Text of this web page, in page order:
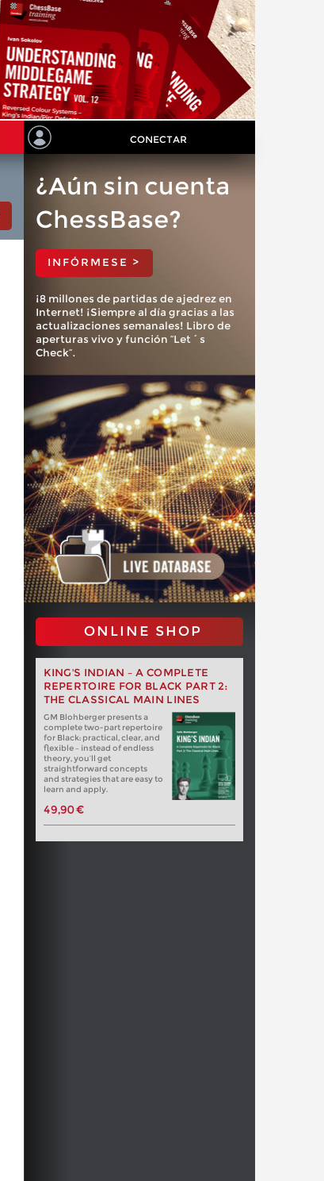
CONECTAR
¿Aún sin cuenta
ChessBase?
INFÓRMESE >
¡8 millones de partidas de ajedrez en
Internet! ¡Siempre al día gracias a las
actualizaciones semanales! Libro de
aperturas vivo y función “Let´s
Check”.
ONLINE SHOP
KING'S INDIAN – A COMPLETE
REPERTOIRE FOR BLACK PART 2:
THE CLASSICAL MAIN LINES
GM Blohberger presents a
complete two-part repertoire
for Black: practical, clear, and
flexible – instead of endless
theory, you’ll get
straightforward concepts
and strategies that are easy to
learn and apply.
49,90 €